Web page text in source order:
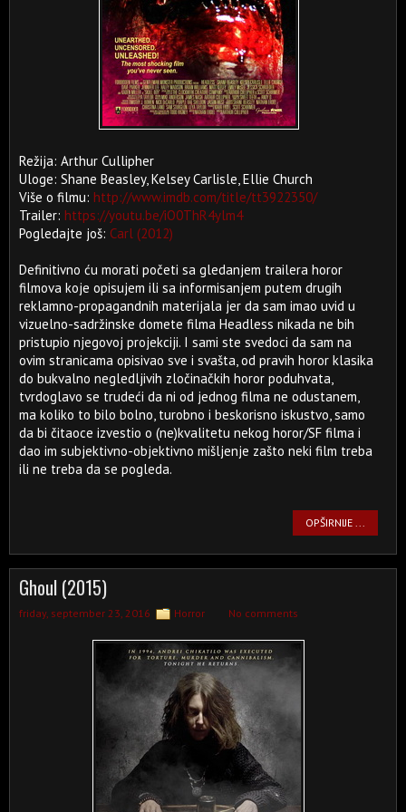
Režija: Arthur Cullipher
Uloge: Shane Beasley, Kelsey Carlisle, Ellie Church
Više o filmu: http://www.imdb.com/title/tt3922350/
Trailer: https://youtu.be/iO0ThR4ylm4
Pogledajte još: Carl (2012)
Definitivno ću morati početi sa gledanjem trailera horor
filmova koje opisujem ili sa informisanjem putem drugih
reklamno-propagandnih materijala jer da sam imao uvid u
vizuelno-sadržinske domete filma Headless nikada ne bih
pristupio njegovoj projekciji. I sami ste svedoci da sam na
ovim stranicama opisivao sve i svašta, od pravih horor klasika
do bukvalno negledljivih zločinačkih horor poduhvata,
tvrdoglavo se trudeći da ni od jednog filma ne odustanem,
ma koliko to bilo bolno, turobno i beskorisno iskustvo, samo
da bi čitaoce izvestio o (ne)kvalitetu nekog horor/SF filma i
dao im subjektivno-objektivno mišljenje zašto neki film treba
ili ne treba da se pogleda.
OPŠIRNIJE ...
Ghoul (2015)
friday, september 23, 2016 Horror No comments